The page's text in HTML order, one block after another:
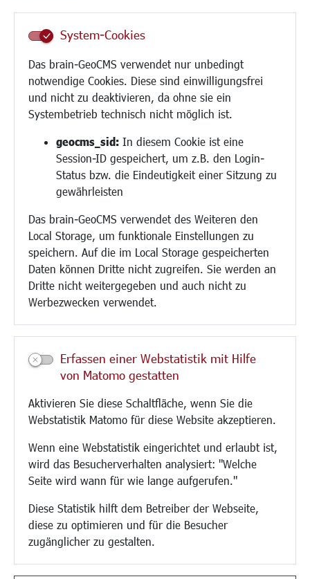
System-Cookies
Das brain-GeoCMS verwendet nur unbedingt
notwendige Cookies. Diese sind einwilligungsfrei
und nicht zu deaktivieren, da ohne sie ein
Systembetrieb technisch nicht möglich ist.
geocms_sid: In diesem Cookie ist eine
Session-ID gespeichert, um z.B. den Login-
Status bzw. die Eindeutigkeit einer Sitzung zu
gewährleisten
Das brain-GeoCMS verwendet des Weiteren den
Local Storage, um funktionale Einstellungen zu
speichern. Auf die im Local Storage gespeicherten
Daten können Dritte nicht zugreifen. Sie werden an
Dritte nicht weitergegeben und auch nicht zu
Werbezwecken verwendet.
Erfassen einer Webstatistik mit Hilfe
von Matomo gestatten
Aktivieren Sie diese Schaltfläche, wenn Sie die
Webstatistik Matomo für diese Website akzeptieren.
Wenn eine Webstatistik eingerichtet und erlaubt ist,
wird das Besucherverhalten analysiert: "Welche
Seite wird wann für wie lange aufgerufen."
Diese Statistik hilft dem Betreiber der Webseite,
diese zu optimieren und für die Besucher
zugänglicher zu gestalten.
Schule
Demokratie leben
Ukrainehilfe
Hilfe für Geflüchtete
Religion
Bauen/Umwelt/Mobilität
Bebauungsplanung
Verkehr/Mobilität
Glasfaserausbau
Aktuelle Baustellen
Paddelteich
CINDY S
Kultur/Freizeit/Tourismus
Veranstaltungen
Neue Stadthalle Langen
Bäder
Musikschule
Stadtbücherei
Stadtarchiv
Museen
Hotels/Unterkünfte
Gastronomie
Kunstszene